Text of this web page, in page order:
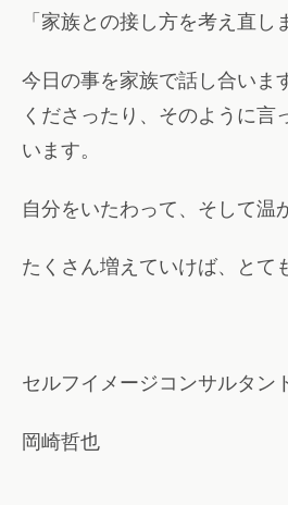
「家族との接し方を考え直し
今日の事を家族で話し合いま
くださったり、そのように言
います。
自分をいたわって、そして温
たくさん増えていけば、とて
セルフイメージコンサルタン
岡崎哲也